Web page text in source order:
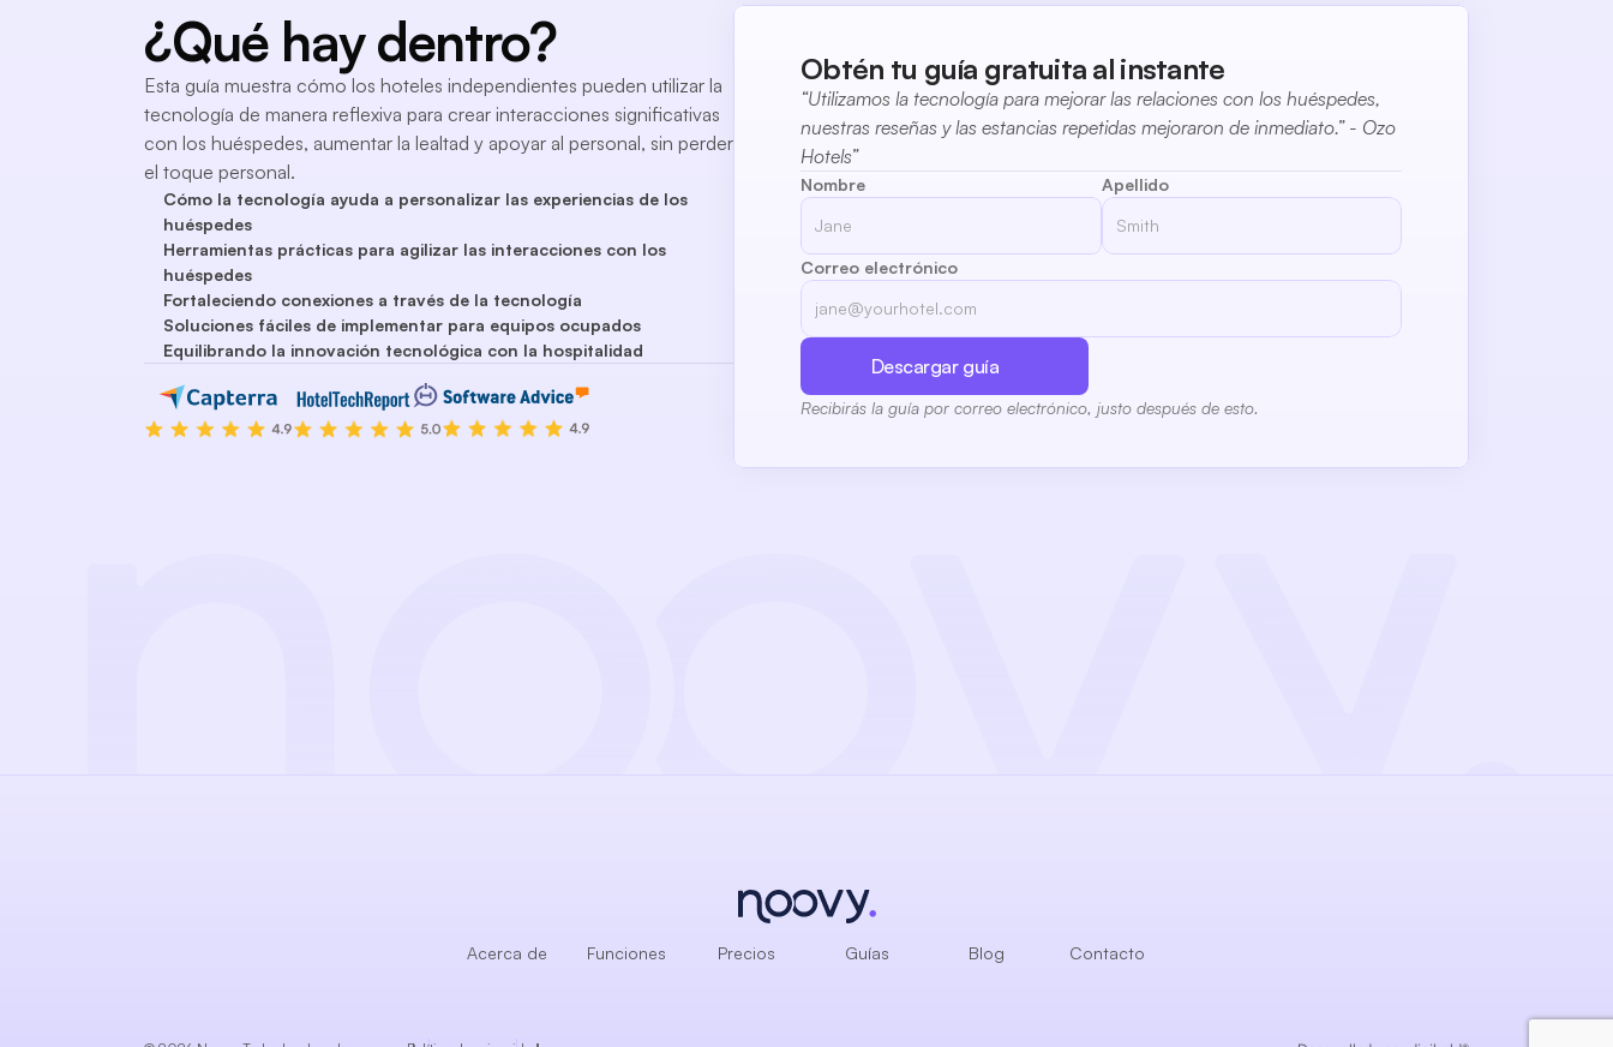
¿Qué hay dentro?
Esta guía muestra cómo los hoteles independientes pueden utilizar la
tecnología de manera reflexiva para crear interacciones significativas
con los huéspedes, aumentar la lealtad y apoyar al personal, sin perder
el toque personal.
Cómo la tecnología ayuda a personalizar las experiencias de los
huéspedes
Herramientas prácticas para agilizar las interacciones con los
huéspedes
Fortaleciendo conexiones a través de la tecnología
Soluciones fáciles de implementar para equipos ocupados
Equilibrando la innovación tecnológica con la hospitalidad
Obtén tu guía gratuita al instante
“Utilizamos la tecnología para mejorar las relaciones con los huéspedes,
nuestras reseñas y las estancias repetidas mejoraron de inmediato.” - Ozo
Hotels”
Nombre Apellido
Correo electrónico
Descargar guía
Recibirás la guía por correo electrónico, justo después de esto.
Acerca de Funciones Precios Guías Blog Contacto